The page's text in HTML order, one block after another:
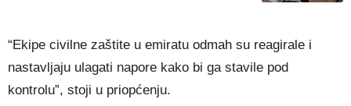
“Ekipe civilne zaštite u emiratu odmah su reagirale i
nastavljaju ulagati napore kako bi ga stavile pod
kontrolu”, stoji u priopćenju.